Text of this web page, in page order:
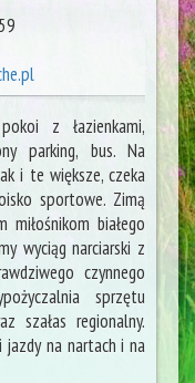
z łazienkami,
parking, bus. Na
i te większe, czeka
sportowe. Zimą
białego
wyciąg narciarski z
czynnego
sprzętu
szałas regionalny.
na nartach i na